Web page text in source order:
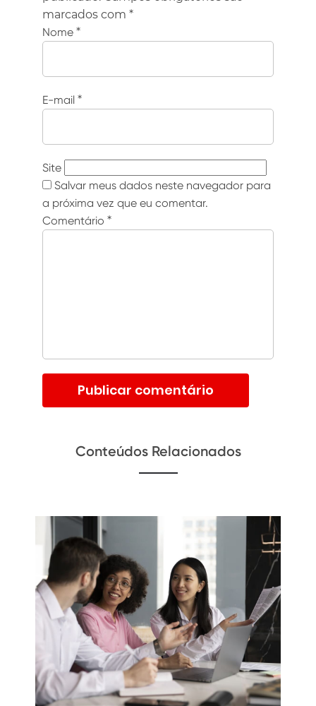
marcados com *
Nome *
E-mail *
Site
Salvar meus dados neste navegador para
a próxima vez que eu comentar.
Comentário *
Conteúdos Relacionados